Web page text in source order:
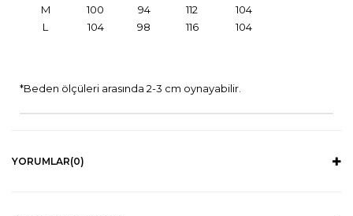
M
100 94 112
104
L
104 98 116 104
*Beden ölçüleri arasında 2-3 cm oynayabilir.
YORUMLAR(0)